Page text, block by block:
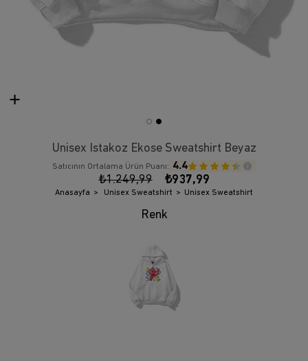
Unisex Istakoz Ekose Sweatshirt Beyaz
Satıcının Ortalama Ürün Puanı: 4.4
₺1.249,99 ₺937,99
Anasayfa Unisex Sweatshirt Unisex Sweatshirt